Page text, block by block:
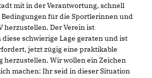
mit in der Verantwortung, schnell
für die Sportlerinnen und
herzustellen. Der Verein ist
schwierige Lage geraten und ist
jetzt zügig eine praktikable
herzustellen. Wir wollen ein Zeichen
machen: Ihr seid in dieser Situation